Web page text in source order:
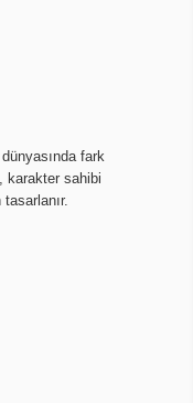
fark
karakter sahibi